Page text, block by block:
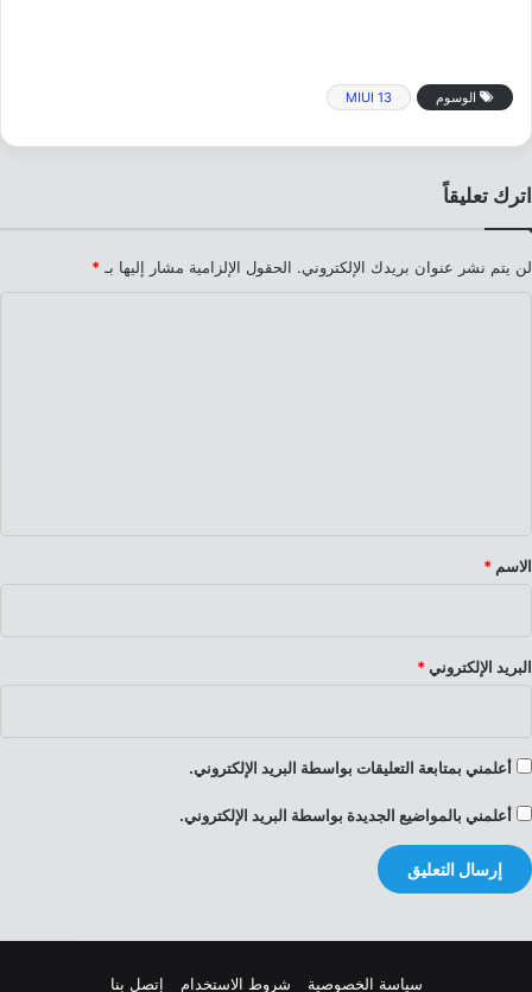
الوسوم MIUI 13
اترك تعليقاً
لن يتم نشر عنوان بريدك الإلكتروني. الحقول الإلزامية مشار إليها بـ *
*
الاسم *
البريد الإلكتروني *
أعلمني بمتابعة التعليقات بواسطة البريد الإلكتروني.
أعلمني بالمواضيع الجديدة بواسطة البريد الإلكتروني.
سياسة الخصوصية شروط الاستخدام إتصل بنا